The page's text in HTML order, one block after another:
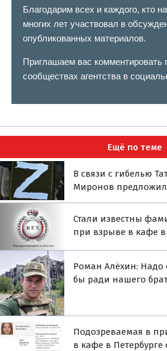
Благодарим всех и каждого, кто
многих лет участвовал в
опубликованных материалов.
Приглашаем вас комментировать
сообществах агентства в
Ещё по теме
В связи с гибелью
Миронов предложил
Стали известны
при взрыве в кафе в
Роман Алёхин: Надо
бы ради нашего
Подозреваемая в
в кафе в